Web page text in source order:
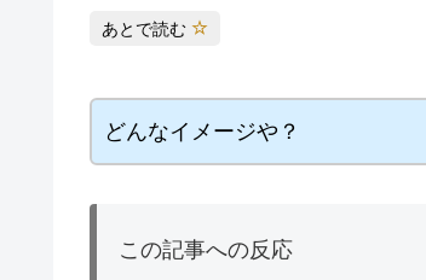
あとで読む
どんなイメージや？
この記事への反応